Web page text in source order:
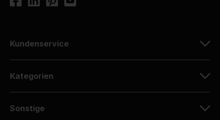
Kundenservice
Kategorien
Sonstige